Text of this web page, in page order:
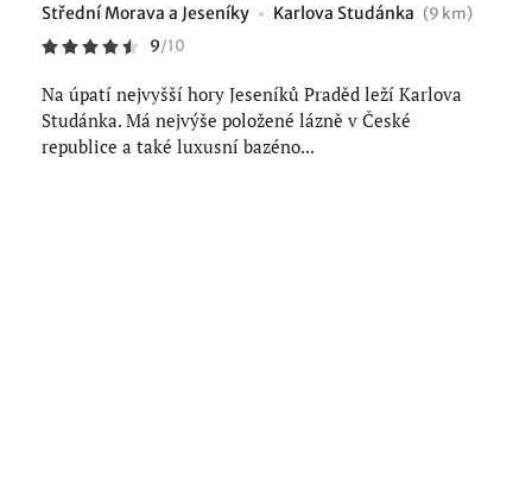
Střední Morava a Jeseníky Karlova Studánka (9 km)
9/10
Na úpatí nejvyšší hory Jeseníků Praděd leží Karlova
Studánka. Má nejvýše položené lázně v České
republice a také luxusní bazéno...